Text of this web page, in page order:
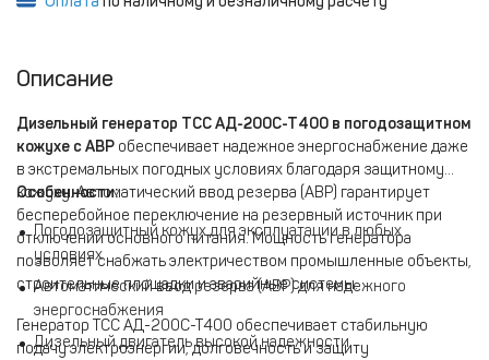
Описание
Дизельный генератор ТСС АД-200С-Т400 в погодозащитном
кожухе с АВР обеспечивает надежное энергоснабжение даже
в экстремальных погодных условиях благодаря защитному
кожуху. Автоматический ввод резерва (АВР) гарантирует
бесперебойное переключение на резервный источник при
отключении основного питания. Мощность генератора
позволяет снабжать электричеством промышленные объекты,
строительные площадки и аварийные системы.
Особенности:
Погодозащитный кожух для эксплуатации в любых
условиях
Автоматический ввод резерва (АВР) для надежного
энергоснабжения
Дизельный двигатель высокой надежности
Генератор ТСС АД-200С-Т400 обеспечивает стабильную
подачу электроэнергии, долговечность и защиту